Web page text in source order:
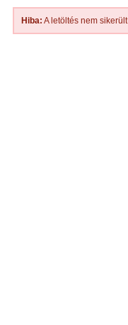
Hiba: A letöltés nem